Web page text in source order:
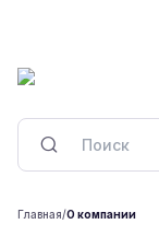
Главная/О компании